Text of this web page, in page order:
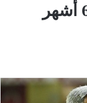
إيقاف سمير نصري لمدة 6 أشهر